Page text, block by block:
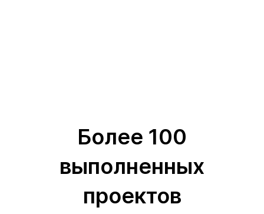
Более 100
выполненных
проектов